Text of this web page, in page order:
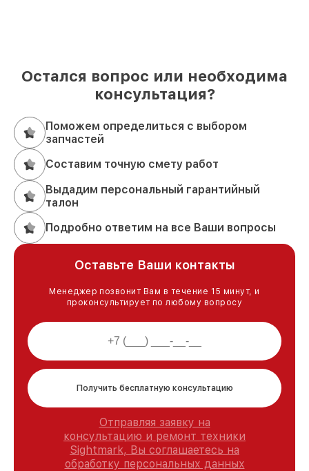
Остался вопрос или необходима
консультация?
Поможем определиться с выбором
запчастей
Составим точную смету работ
Выдадим персональный гарантийный
талон
Подробно ответим на все Ваши вопросы
Оставьте Ваши контакты
Менеджер позвонит Вам в течение 15 минут, и
проконсультирует по любому вопросу
Получить бесплатную консультацию
Отправляя заявку на
консультацию и ремонт техники
Sightmark, Вы соглашаетесь на
обработку персональных данных